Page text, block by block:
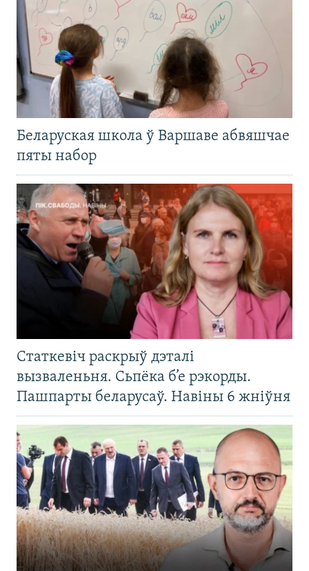
Беларуская школа ў Варшаве абвяшчае
пяты набор
Статкевіч раскрыў дэталі
вызваленьня. Сьпёка б’е рэкорды.
Пашпарты беларусаў. Навіны 6 жніўня